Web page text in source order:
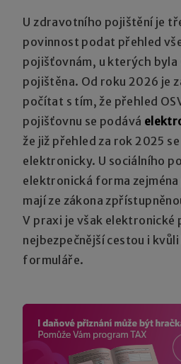
U zdravotního pojištění je
povinnost podat přehled
pojišťovnám, u kterých byla
pojištěna. Od roku 2026 je
počítat s tím, že přehled
pojišťovnu se podává
že již přehled za rok 2025
elektronicky. U sociálního
elektronická forma zejména
mají ze zákona
V praxi je však elektronické
nejbezpečnější cestou i
formuláře.